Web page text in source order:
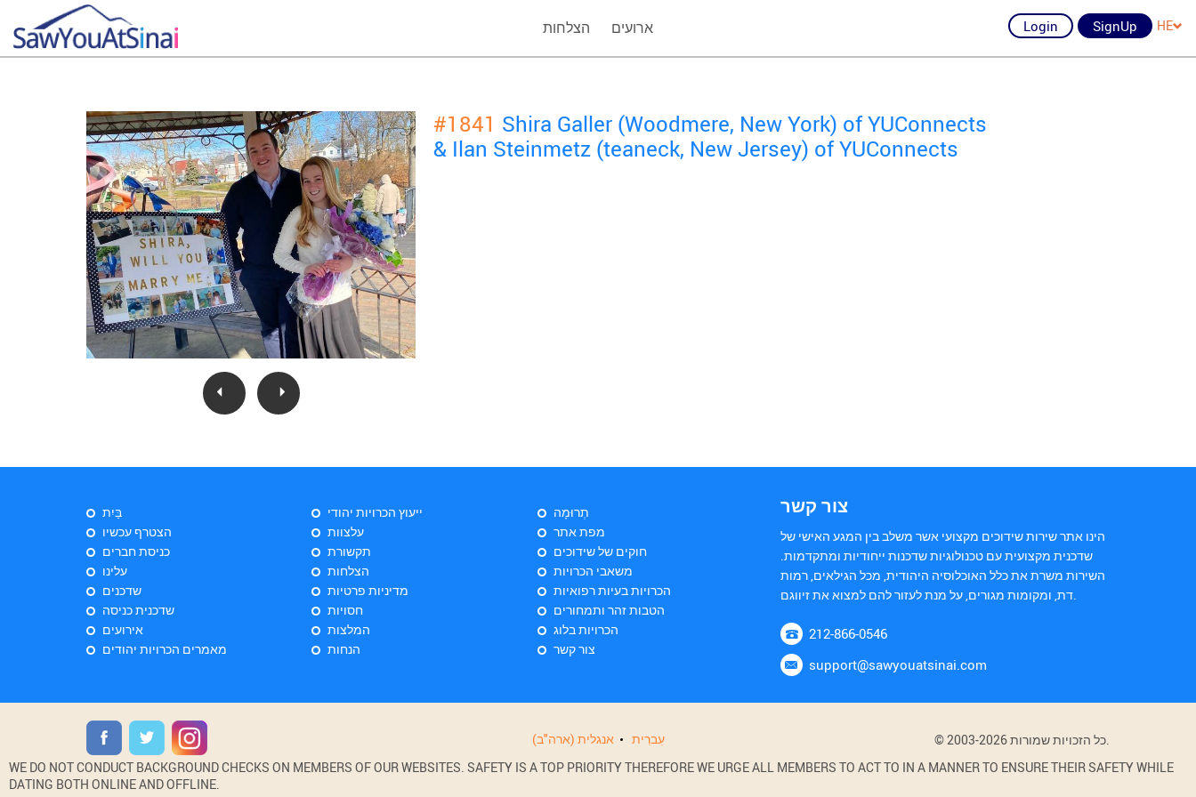
הצלחות ארועים Login SignUp HE
#1841 Shira Galler (Woodmere, New York) of YUConnects
& Ilan Steinmetz (teaneck, New Jersey) of YUConnects
בַּיִת
הצטרף עכשיו
כניסת חברים
עלינו
שדכנים
שדכנית כניסה
אירועים
מאמרים הכרויות יהודים
ייעוץ הכרויות יהודי
עלצוות
תקשורת
הצלחות
מדיניות פרטיות
חסויות
המלצות
הנחות
תְרוּמָה
מפת אתר
חוקים של שידוכים
משאבי הכרויות
הכרויות בעיות רפואיות
הטבות זהר ותמחורים
הכרויות בלוג
צור קשר
צור קשר
הינו אתר שירות שידוכים מקצועי אשר משלב בין המגע האישי של
שדכנית מקצועית עם טכנולוגיות שדכנות ייחודיות ומתקדמות.
השירות משרת את כלל האוכלוסיה היהודית, מכל הגילאים, רמות
212-866-0546
support@sawyouatsinai.com
אנגלית (ארה"ב) עִברִית
WE DO NOT CONDUCT BACKGROUND CHECKS ON MEMBERS OF OUR WEBSITES. SAFETY IS A TOP PRIORITY THEREFORE WE URGE ALL MEMBERS TO ACT TO IN A MANNER TO ENSURE THEIR SAFETY WHILE
DATING BOTH ONLINE AND OFFLINE.